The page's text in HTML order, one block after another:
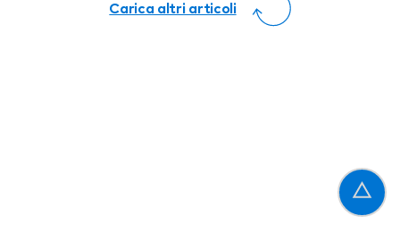
Carica altri articoli